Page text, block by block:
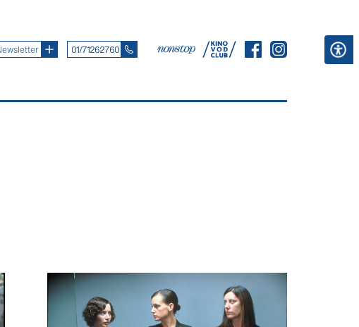
01/71262760